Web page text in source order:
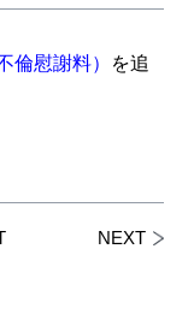
倫慰謝料）
を追
NEXT